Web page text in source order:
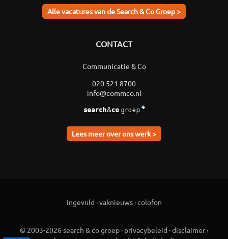
Alle vacatures van de Search & Co Groep >
CONTACT
Communicatie & Co
020 521 8700
info@commco.nl
Lees meer over ons werk >
ingevuld ·vaknieuws·colofon
© 2003-2026 search & co groep · privacybeleid ·disclaimer ·